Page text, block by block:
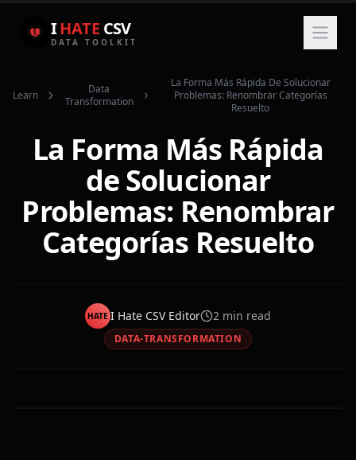
IHATE CSV
DATA TOOLKIT
Learn
Data
Transformation
La Forma Más Rápida De Solucionar
Problemas: Renombrar Categorías
Resuelto
La Forma Más Rápida
de Solucionar
Problemas: Renombrar
Categorías Resuelto
HATE I Hate CSV Editor 2 min read
DATA-TRANSFORMATION